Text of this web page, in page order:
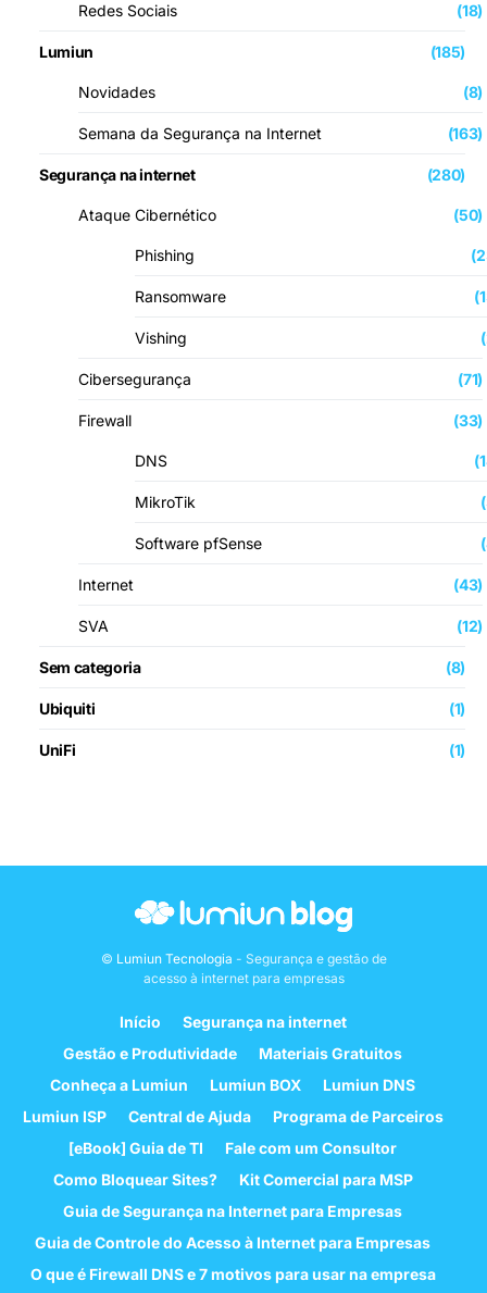
Redes Sociais (18)
Lumiun (185)
Novidades (8)
Semana da Segurança na Internet (163)
Segurança na internet (280)
Ataque Cibernético (50)
Phishing
Ransomware
Vishing
Cibersegurança (71)
Firewall (33)
DNS
MikroTik
Software pfSense
Internet (43)
SVA (12)
Sem categoria (8)
Ubiquiti (1)
UniFi (1)
© Lumiun Tecnologia - Segurança e gestão de
acesso à internet para empresas
Início
Segurança na internet
Gestão e Produtividade
Materiais Gratuitos
Conheça a Lumiun
Lumiun BOX
Lumiun DNS
Lumiun ISP
Central de Ajuda
Programa de Parceiros
[eBook] Guia de TI
Fale com um Consultor
Como Bloquear Sites?
Kit Comercial para MSP
Guia de Segurança na Internet para Empresas
Guia de Controle do Acesso à Internet para Empresas
O que é Firewall DNS e 7 motivos para usar na empresa